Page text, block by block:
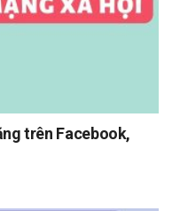
trên Facebook,